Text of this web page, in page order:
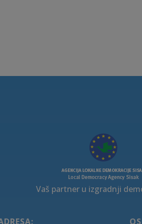
Vaš partner u izgradnji